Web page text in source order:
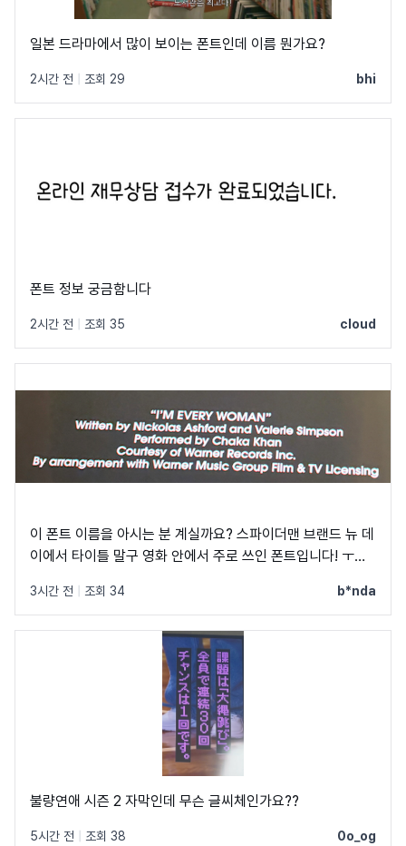
일본 드라마에서 많이 보이는 폰트인데 이름 뭔가요?
2시간 전 조회 29 bhi
폰트 정보 궁금함니다
2시간 전 조회 35 cloud
이 폰트 이름을 아시는 분 계실까요? 스파이더맨 브랜드 뉴 데
이에서 타이틀 말구 영화 안에서 주로 쓰인 폰트입니다! ㅜㅜ
깝고 t가 유독 가로가 짧아서 예쁘더라구요
3시간 전 조회 34 b*nda
불량연애 시즌 2 자막인데 무슨 글씨체인가요??
5시간 전 조회 38 0o_og